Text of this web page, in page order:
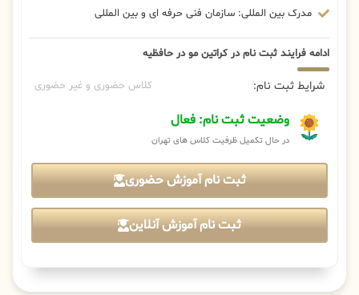
مدرک بین المللی: سازمان فنی حرفه ای و بین المللی
ادامه فرایند ثبت نام در کراتین مو در حافظیه
شرایط ثبت نام: کلاس حضوری و غیر حضوری
وضعیت ثبت نام: فعال
در حال تکمیل ظرفیت کلاس های تهران
ثبت نام آموزش حضوری
ثبت نام آموزش آنلاین